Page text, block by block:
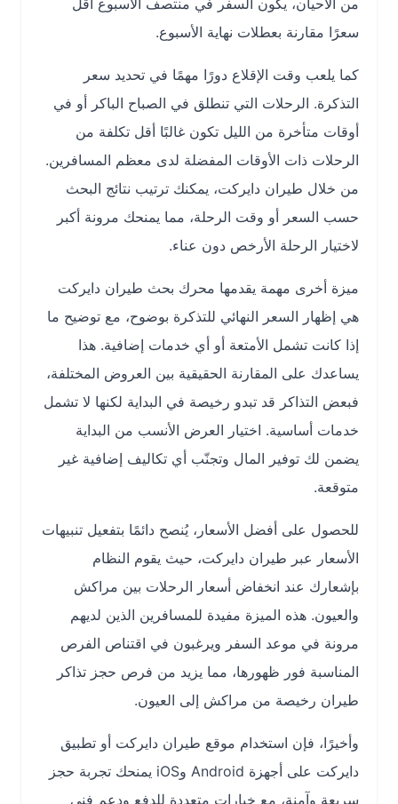
من الأحيان، يكون السفر في منتصف الأسبوع أقل
سعرًا مقارنة بعطلات نهاية الأسبوع.
كما يلعب وقت الإقلاع دورًا مهمًا في تحديد سعر
التذكرة. الرحلات التي تنطلق في الصباح الباكر أو في
أوقات متأخرة من الليل تكون غالبًا أقل تكلفة من
الرحلات ذات الأوقات المفضلة لدى معظم المسافرين.
من خلال طيران دايركت، يمكنك ترتيب نتائج البحث
حسب السعر أو وقت الرحلة، مما يمنحك مرونة أكبر
لاختيار الرحلة الأرخص دون عناء.
ميزة أخرى مهمة يقدمها محرك بحث طيران دايركت
هي إظهار السعر النهائي للتذكرة بوضوح، مع توضيح ما
إذا كانت تشمل الأمتعة أو أي خدمات إضافية. هذا
يساعدك على المقارنة الحقيقية بين العروض المختلفة،
فبعض التذاكر قد تبدو رخيصة في البداية لكنها لا تشمل
خدمات أساسية. اختيار العرض الأنسب من البداية
يضمن لك توفير المال وتجنّب أي تكاليف إضافية غير
متوقعة.
للحصول على أفضل الأسعار، يُنصح دائمًا بتفعيل تنبيهات
الأسعار عبر طيران دايركت، حيث يقوم النظام
بإشعارك عند انخفاض أسعار الرحلات بين مراكش
والعيون. هذه الميزة مفيدة للمسافرين الذين لديهم
مرونة في موعد السفر ويرغبون في اقتناص الفرص
المناسبة فور ظهورها، مما يزيد من فرص حجز تذاكر
طيران رخيصة من مراكش إلى العيون.
وأخيرًا، فإن استخدام موقع طيران دايركت أو تطبيق
دايركت على أجهزة Android وiOS يمنحك تجربة حجز
سريعة وآمنة، مع خيارات متعددة للدفع ودعم فني